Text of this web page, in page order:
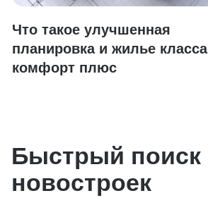
Что такое улучшенная
планировка и жилье класса
комфорт плюс
Быстрый поиск
новостроек